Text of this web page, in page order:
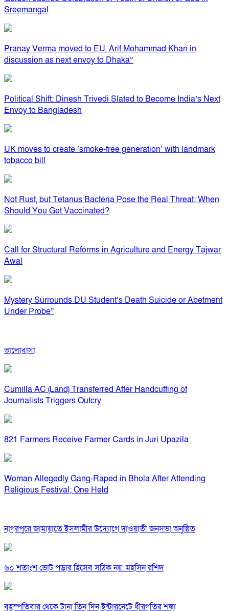
Sreemangal
Pranay Verma moved to EU, Arif Mohammad Khan in
discussion as next envoy to Dhaka”
Political Shift: Dinesh Trivedi Slated to Become India’s Next
Envoy to Bangladesh
UK moves to create ‘smoke-free generation’ with landmark
tobacco bill
Not Rust, but Tetanus Bacteria Pose the Real Threat: When
Should You Get Vaccinated?
Call for Structural Reforms in Agriculture and Energy Tajwar
Awal
Mystery Surrounds DU Student’s Death Suicide or Abetment
Under Probe”
ভালোবাসা
Cumilla AC (Land) Transferred After Handcuffing of
Journalists Triggers Outcry
821 Farmers Receive Farmer Cards in Juri Upazila
Woman Allegedly Gang-Raped in Bhola After Attending
Religious Festival; One Held
নাগরপুরে জামায়াতে ইসলামীর উদ্যোগে দাওয়াতী জনসভা অনুষ্ঠিত
৬০ শতাংশ ভোট পড়ার হিসেব সঠিক নয়: মহসিন রশিদ
বৃহস্পতিবার থেকে টানা তিন দিন ইন্টারনেটে ধীরগতির শঙ্কা